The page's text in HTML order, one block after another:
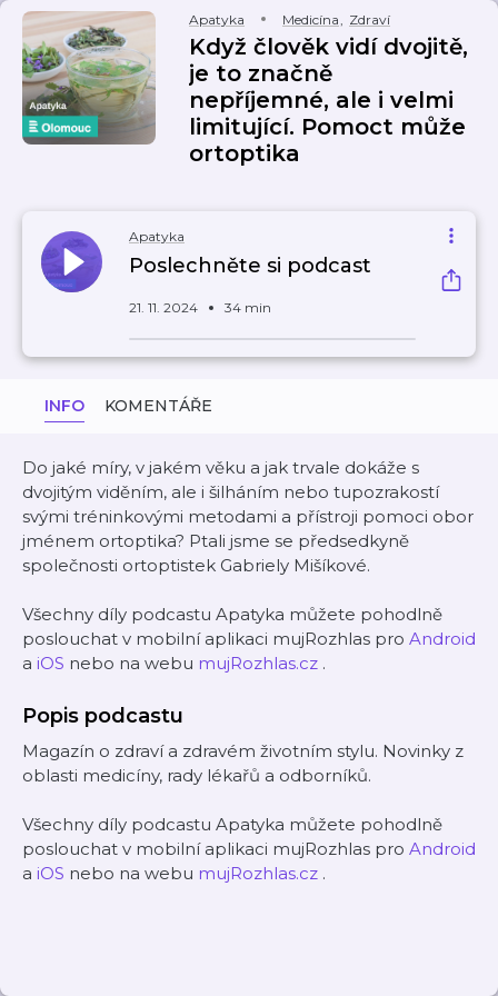
Apatyka Medicína, Zdraví
Když člověk vidí dvojitě,
je to značně
nepříjemné, ale i velmi
limitující. Pomoct může
ortoptika
Apatyka
Poslechněte si podcast
21. 11. 2024 34 min
INFO KOMENTÁŘE
Do jaké míry, v jakém věku a jak trvale dokáže s
dvojitým viděním, ale i šilháním nebo tupozrakostí
svými tréninkovými metodami a přístroji pomoci obor
jménem ortoptika? Ptali jsme se předsedkyně
společnosti ortoptistek Gabriely Mišíkové.
Všechny díly podcastu Apatyka můžete pohodlně
poslouchat v mobilní aplikaci mujRozhlas pro Android
a iOS nebo na webu mujRozhlas.cz .
Popis podcastu
Magazín o zdraví a zdravém životním stylu. Novinky z
oblasti medicíny, rady lékařů a odborníků.
Všechny díly podcastu Apatyka můžete pohodlně
poslouchat v mobilní aplikaci mujRozhlas pro Android
a iOS nebo na webu mujRozhlas.cz .